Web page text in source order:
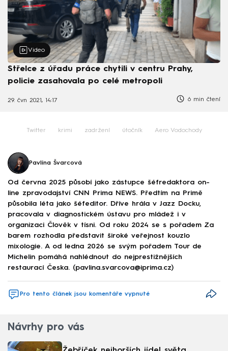
Video
Střelce z úřadu práce chytili v centru Prahy,
policie zasahovala po celé metropoli
29. čvn 2021, 14:17 6 min čtení
Twitter krimi zadržení útočník Aero Vodochody
Pavlína Švarcová
Od června 2025 působí jako zástupce šéfredaktora on-
line zpravodajství CNN Prima NEWS. Předtím na Primě
působila léta jako šéfeditor. Dříve hrála v Jazz Docku,
pracovala v diagnostickém ústavu pro mládež i v
organizaci Člověk v tísni. Od roku 2024 se s pořadem Za
barem rozhodla představit široké veřejnost kouzlo
mixologie. A od ledna 2026 se svým pořadem Tour de
Michelin pomáhá nahlédnout do nejprestižnějších
restaurací Česka. (pavlina.svarcova@iprima.cz)
Pro tento článek jsou komentáře vypnuté
Návrhy pro vás